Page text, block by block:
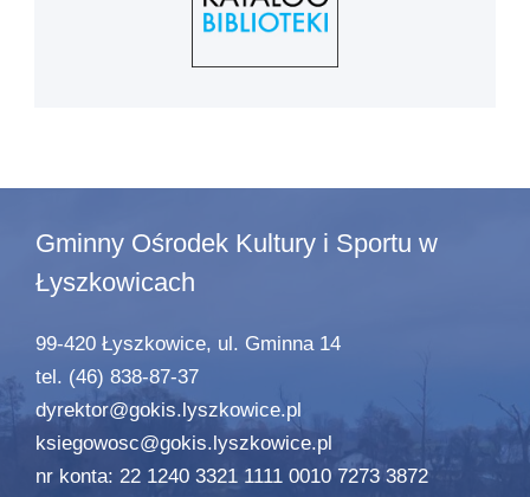
Gminny Ośrodek Kultury i Sportu w
Łyszkowicach
99-420 Łyszkowice, ul. Gminna 14
tel. (46) 838-87-37
dyrektor@gokis.lyszkowice.pl
ksiegowosc@gokis.lyszkowice.pl
nr konta: 22 1240 3321 1111 0010 7273 3872